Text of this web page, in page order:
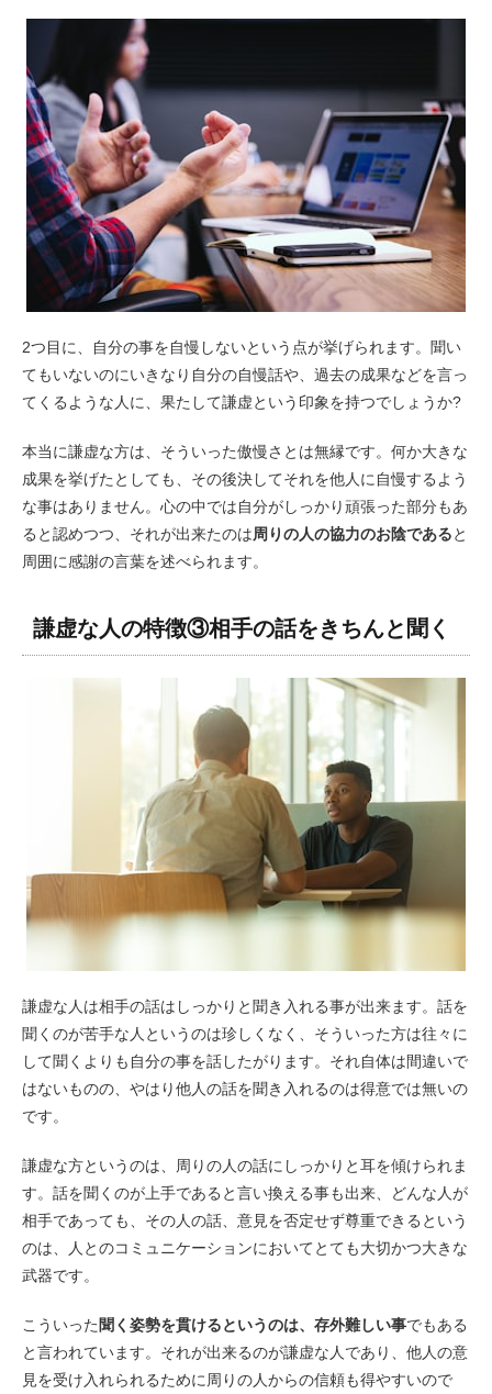
2つ目に、自分の事を自慢しないという点が挙げられます。聞い
てもいないのにいきなり自分の自慢話や、過去の成果などを言っ
てくるような人に、果たして謙虚という印象を持つでしょうか?
本当に謙虚な方は、そういった傲慢さとは無縁です。何か大きな
成果を挙げたとしても、その後決してそれを他人に自慢するよう
な事はありません。心の中では自分がしっかり頑張った部分もあ
ると認めつつ、それが出来たのは周りの人の協力のお陰であると
周囲に感謝の言葉を述べられます。
謙虚な人の特徴③相手の話をきちんと聞く
謙虚な人は相手の話はしっかりと聞き入れる事が出来ます。話を
聞くのが苦手な人というのは珍しくなく、そういった方は往々に
して聞くよりも自分の事を話したがります。それ自体は間違いで
はないものの、やはり他人の話を聞き入れるのは得意では無いの
です。
謙虚な方というのは、周りの人の話にしっかりと耳を傾けられま
す。話を聞くのが上手であると言い換える事も出来、どんな人が
相手であっても、その人の話、意見を否定せず尊重できるという
のは、人とのコミュニケーションにおいてとても大切かつ大きな
武器です。
こういった 聞く姿勢を貫けるというのは、存外難しい事でもある
と言われています。それが出来るのが謙虚な人であり、他人の意
見を受け入れられるために周りの人からの信頼も得やすいので